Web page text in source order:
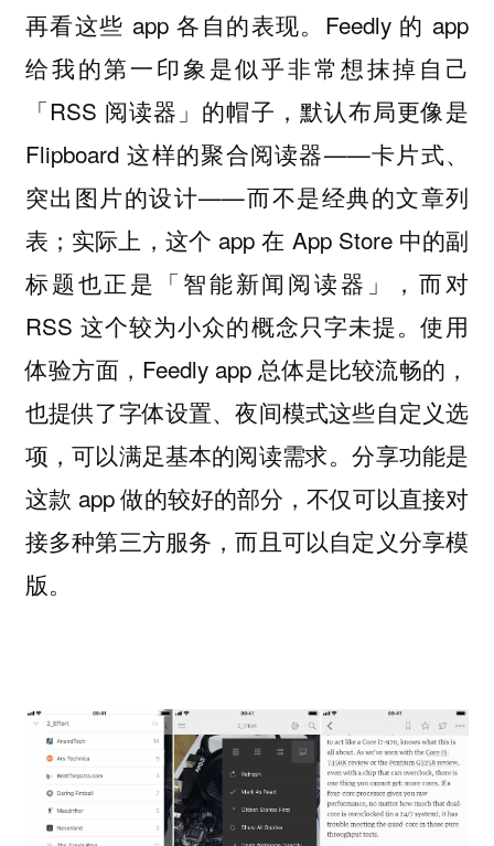
再看这些 app 各自的表现。Feedly 的 app
给我的第一印象是似乎非常想抹掉自己
「RSS 阅读器」的帽子，默认布局更像是
Flipboard 这样的聚合阅读器——卡片式、
突出图片的设计——而不是经典的文章列
表；实际上，这个 app 在 App Store 中的副
标题也正是「智能新闻阅读器」，而对
RSS 这个较为小众的概念只字未提。使用
体验方面，Feedly app 总体是比较流畅的，
也提供了字体设置、夜间模式这些自定义选
项，可以满足基本的阅读需求。分享功能是
这款 app 做的较好的部分，不仅可以直接对
接多种第三方服务，而且可以自定义分享模
版。